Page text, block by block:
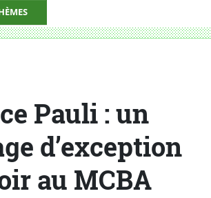
d’exception à voir au MCBA
Pauli : un
d’exception
au MCBA